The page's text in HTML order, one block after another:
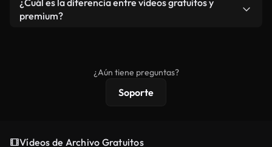
vídeos. Solo asegúrese de que el producto final no
¿Cuál es la diferencia entre videos gratuitos y
premium?
protecciones de licencia extendidas.
¿Aún tiene preguntas?
Soporte
Vídeos de Archivo Gratuitos